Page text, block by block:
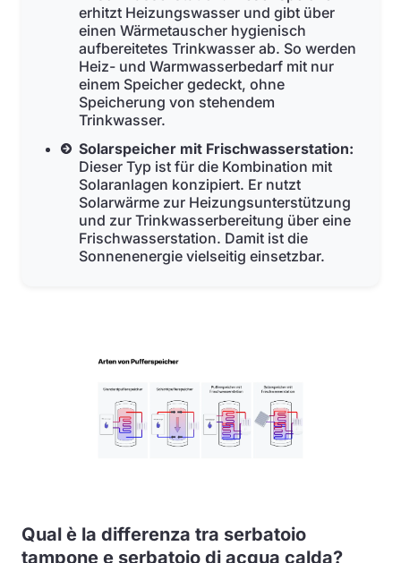
erhitzt Heizungswasser und gibt über
einen Wärmetauscher hygienisch
aufbereitetes Trinkwasser ab. So werden
Heiz- und Warmwasserbedarf mit nur
einem Speicher gedeckt, ohne
Speicherung von stehendem
Trinkwasser.
Solarspeicher mit Frischwasserstation:
Dieser Typ ist für die Kombination mit
Solaranlagen konzipiert. Er nutzt
Solarwärme zur Heizungsunterstützung
und zur Trinkwasserbereitung über eine
Frischwasserstation. Damit ist die
Sonnenenergie vielseitig einsetzbar.
Qual è la differenza tra serbatoio
tampone e serbatoio di acqua calda?